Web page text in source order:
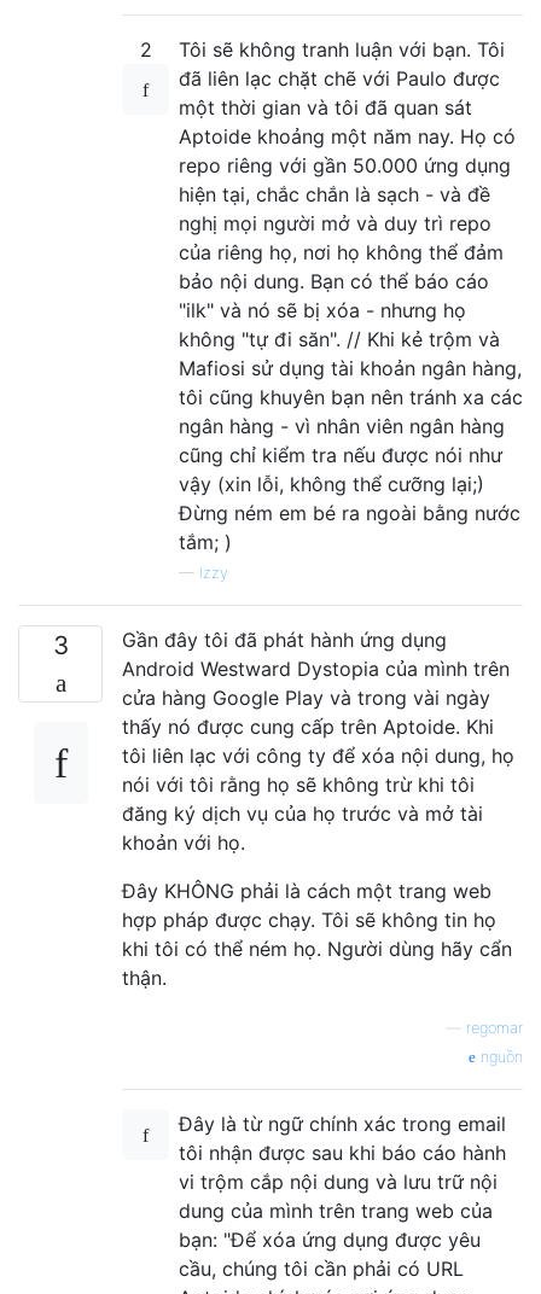
2
Tôi sẽ không tranh luận với bạn. Tôi
đã liên lạc chặt chẽ với Paulo được
một thời gian và tôi đã quan sát
Aptoide khoảng một năm nay. Họ có
repo riêng với gần 50.000 ứng dụng
hiện tại, chắc chắn là sạch - và đề
nghị mọi người mở và duy trì repo
của riêng họ, nơi họ không thể đảm
bảo nội dung. Bạn có thể báo cáo
"ilk" và nó sẽ bị xóa - nhưng họ
không "tự đi săn". // Khi kẻ trộm và
Mafiosi sử dụng tài khoản ngân hàng,
tôi cũng khuyên bạn nên tránh xa các
ngân hàng - vì nhân viên ngân hàng
cũng chỉ kiểm tra nếu được nói như
vậy (xin lỗi, không thể cưỡng lại;)
Đừng ném em bé ra ngoài bằng nước
tắm; )
— Izzy
3
Gần đây tôi đã phát hành ứng dụng
Android Westward Dystopia của mình trên
cửa hàng Google Play và trong vài ngày
thấy nó được cung cấp trên Aptoide. Khi
tôi liên lạc với công ty để xóa nội dung, họ
nói với tôi rằng họ sẽ không trừ khi tôi
đăng ký dịch vụ của họ trước và mở tài
khoản với họ.
Đây KHÔNG phải là cách một trang web
hợp pháp được chạy. Tôi sẽ không tin họ
khi tôi có thể ném họ. Người dùng hãy cẩn
thận.
regomar
nguồn
Đây là từ ngữ chính xác trong email
tôi nhận được sau khi báo cáo hành
vi trộm cắp nội dung và lưu trữ nội
dung của mình trên trang web của
bạn: "Để xóa ứng dụng được yêu
cầu, chúng tôi cần phải có URL